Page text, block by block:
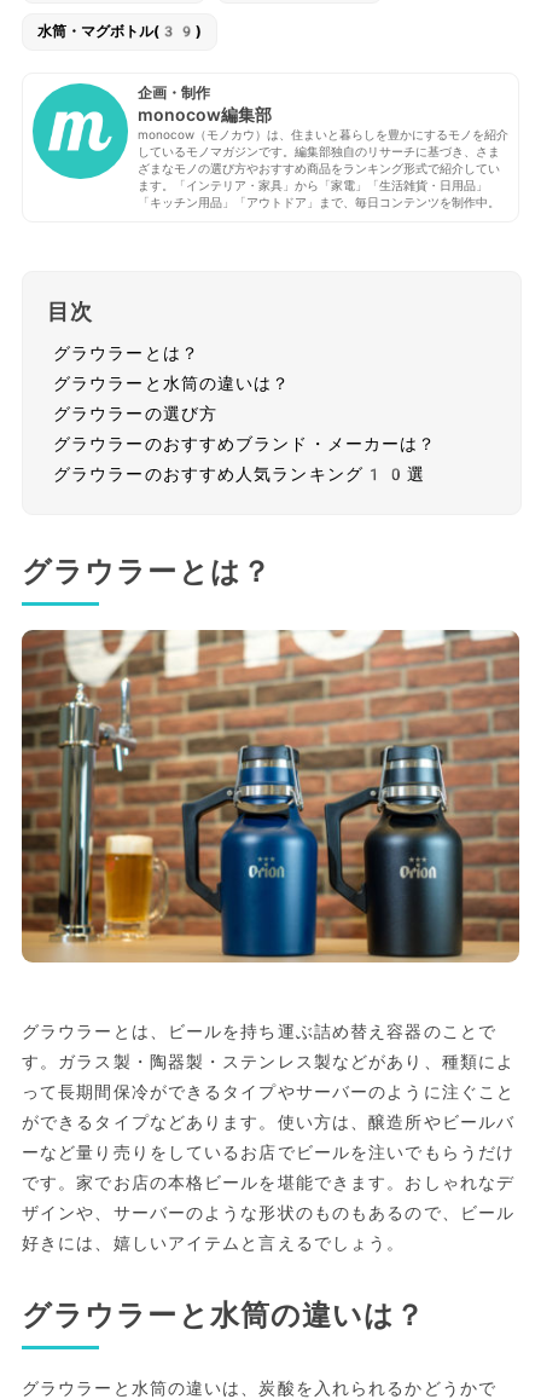
水筒・マグボトル(39)
企画・制作
monocow編集部
monocow（モノカウ）は、住まいと暮らしを豊かにするモノを紹介
しているモノマガジンです。編集部独自のリサーチに基づき、さま
ざまなモノの選び方やおすすめ商品をランキング形式で紹介してい
ます。「インテリア・家具」から「家電」「生活雑貨・日用品」
「キッチン用品」「アウトドア」まで、毎日コンテンツを制作中。
目次
グラウラーとは？
グラウラーと水筒の違いは？
グラウラーの選び方
グラウラーのおすすめブランド・メーカーは？
グラウラーのおすすめ人気ランキング10選
グラウラーとは？
グラウラーとは、ビールを持ち運ぶ詰め替え容器のことで
す。ガラス製・陶器製・ステンレス製などがあり、種類によ
って長期間保冷ができるタイプやサーバーのように注ぐこと
ができるタイプなどあります。使い方は、醸造所やビールバ
ーなど量り売りをしているお店でビールを注いでもらうだけ
です。家でお店の本格ビールを堪能できます。おしゃれなデ
ザインや、サーバーのような形状のものもあるので、ビール
好きには、嬉しいアイテムと言えるでしょう。
グラウラーと水筒の違いは？
グラウラーと水筒の違いは、炭酸を入れられるかどうかで